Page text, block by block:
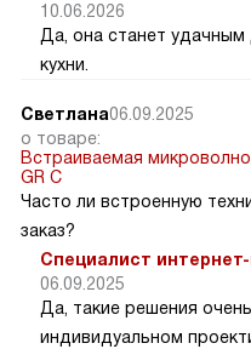
10.06.2026
Да, она станет удачным
кухни.
Светлана06.09.2025
о товаре:
Встраиваемая
GR C
Часто ли встроенную
заказ?
Специалист
06.09.2025
Да, такие решения
индивидуальном